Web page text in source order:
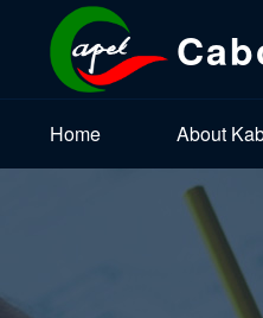
Home About